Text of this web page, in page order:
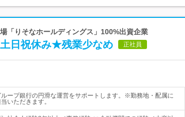
「りそなホールディングス」100%出資企業
日祝休み★残業少なめ 正社員
ープ銀行の円滑な運営をサポートします。※勤務地・配属に
いただきます。